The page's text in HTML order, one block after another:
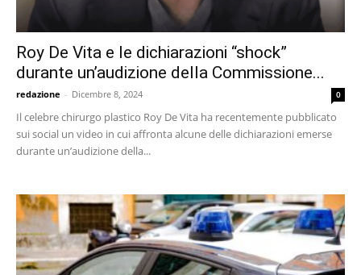
Roy De Vita e le dichiarazioni “shock”
durante un’audizione della Commissione...
redazione - Dicembre 8, 2024 0
Il celebre chirurgo plastico Roy De Vita ha recentemente pubblicato
sui social un video in cui affronta alcune delle dichiarazioni emerse
durante un’audizione della...